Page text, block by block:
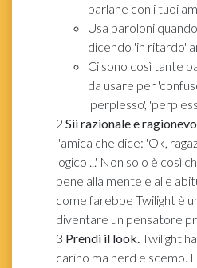
parlane con i tuoi
Usa paroloni
dicendo 'in ritardo'
Ci sono così tante
da usare per
'perplesso',
2 Sii razionale e
l'amica che dice: 'Ok,
logico ...' Non solo è così
bene alla mente e alle
come farebbe Twilight è
diventare un pensatore
3 Prendi il look.Twilight
carino ma nerd e scemo. I